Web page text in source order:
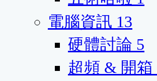
電腦資訊 13
硬體討論 5
超頻 & 開箱